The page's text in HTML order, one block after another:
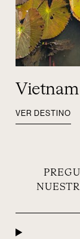
Vietnam
VER DESTINO